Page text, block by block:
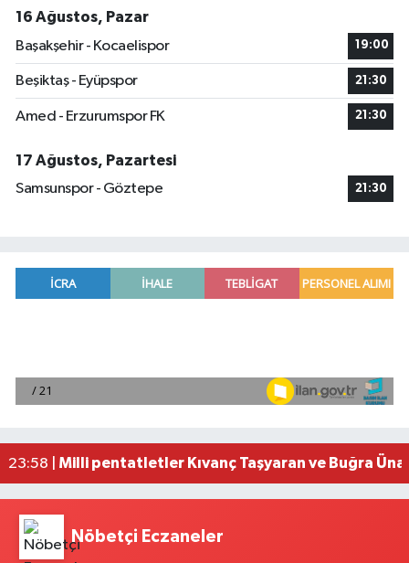
16 Ağustos, Pazar
Başakşehir - Kocaelispor
19:00
Beşiktaş - Eyüpspor 21:30
Amed - Erzurumspor FK 21:30
17 Ağustos, Pazartesi
Samsunspor - Göztepe
21:30
00:39 |
Mersin'de uyuşturucu operasyonunda 190
23:58 | Milli pentatletler Kıvanç Taşyaran ve Buğra
01:06 |Adana'da helikopter destekli 'huzur ve güven'
Nöbetçi Eczaneler